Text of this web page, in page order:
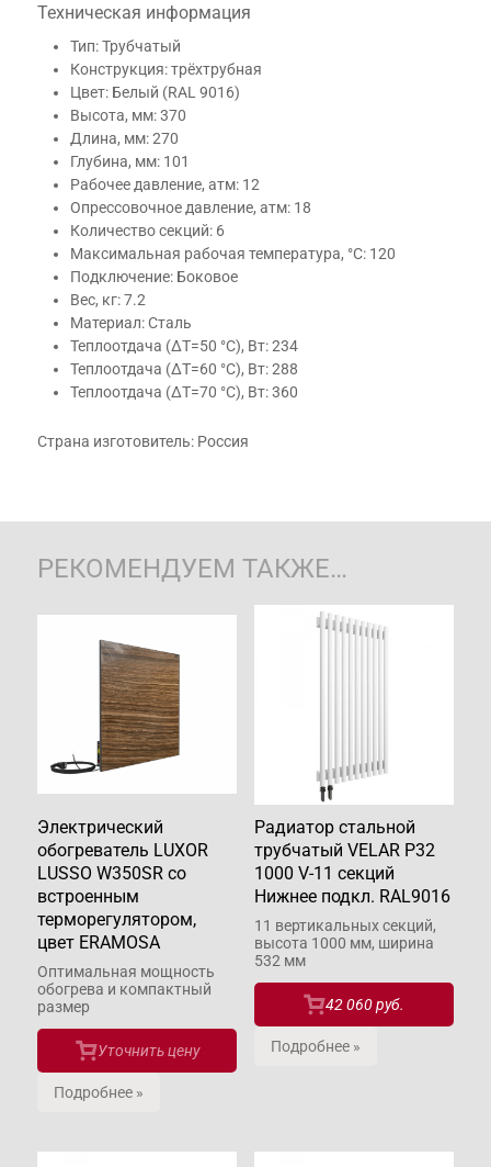
Техническая информация
Тип: Трубчатый
Конструкция: трёхтрубная
Цвет: Белый (RAL 9016)
Высота, мм: 370
Длина, мм: 270
Глубина, мм: 101
Рабочее давление, атм: 12
Опрессовочное давление, атм: 18
Количество секций: 6
Максимальная рабочая температура, °С: 120
Подключение: Боковое
Вес, кг: 7.2
Материал: Сталь
Теплоотдача (ΔT=50 °C), Вт: 234
Теплоотдача (ΔT=60 °C), Вт: 288
Теплоотдача (ΔT=70 °C), Вт: 360
Страна изготовитель: Россия
РЕКОМЕНДУЕМ ТАКЖЕ…
Электрический
обогреватель LUXOR
LUSSO W350SR со
встроенным
терморегулятором,
цвет ERAMOSA
Оптимальная мощность
обогрева и компактный
размер
Уточнить цену
Подробнее »
Радиатор стальной
трубчатый VELAR P32
1000 V-11 секций
Нижнее подкл. RAL9016
11 вертикальных секций,
высота 1000 мм, ширина
532 мм
42 060 руб.
Подробнее »